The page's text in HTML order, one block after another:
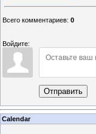
Всего комментариев: 0
Войдите:
Отправить
Calendar